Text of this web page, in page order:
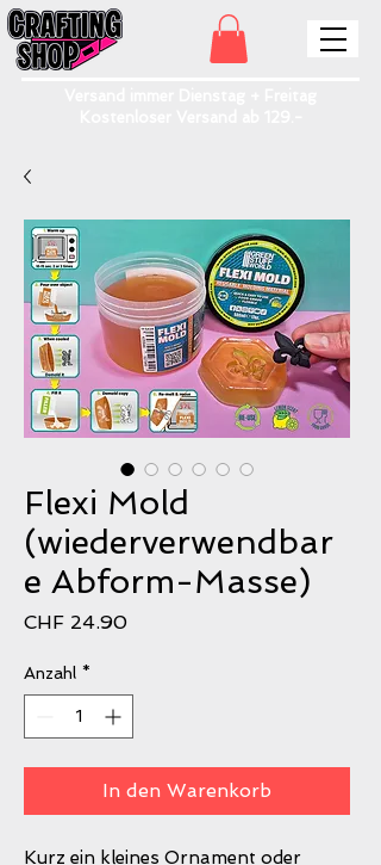
Flexi Mold
(wiederverwendbar
e Abform-Masse)
CHF 24.90Preis
Anzahl *
In den Warenkorb
Kurz ein kleines Ornament oder